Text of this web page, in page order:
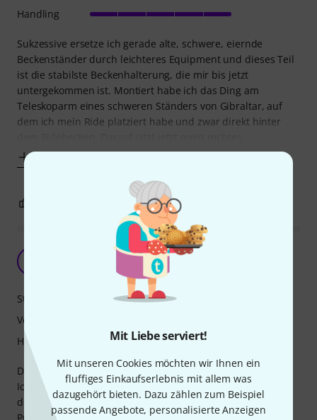
Mit Liebe serviert!
Mit unseren Cookies möchten wir Ihnen ein
fluffiges Einkaufserlebnis mit allem was
dazugehört bieten. Dazu zählen zum Beispiel
passende Angebote, personalisierte Anzeigen
Sukzessive ersetze ich gerade alte, schwere, eiernde
Beckenständer durch leichteres Equipment und dieses Teil
ist die stabilste Beckenhalterung, die mir bis jetzt
untergekommen ist. Montiert habe ich das Ding am
Teleskoparm eines schweren Ständers von Gibraltar, auf
dem ich mein Ride platziert habe und zwar direkt hinter
Handling
BEWERTUNG MELDEN
Anonym 19.01.2016
Der Beckenarm lässt sich gut anbringen und hält super!
Ich habe selbst größere Becken (14" China, 18" Crash) auf
den Beckenarmen gehabt und bisher keine Probleme in
Punkto Stabilität und somit mit dem Beckenarm eine gute
Stabilität
Verarbeitung
Handling